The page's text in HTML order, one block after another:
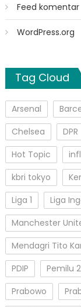
Feed komentar
WordPress.org
Tag Cloud
Arsenal
Chelsea
DPR
Hot Topic
kbri tokyo
Liga 1
Liga
Manchester
Mendagri Tito
PDIP
Pemilu
Prabowo